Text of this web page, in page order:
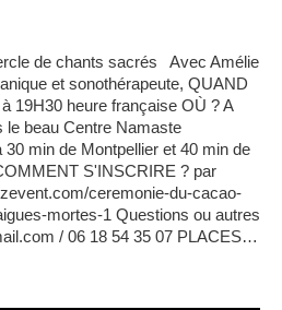
de chants sacrés Avec Amélie
et sonothérapeute, QUAND
19H30 heure française OÙ ? A
beau Centre Namaste
min de Montpellier et 40 min de
S'INSCRIRE ? par
ceremonie-du-cacao-
mortes-1 Questions ou autres
/ 06 18 54 35 07 PLACES…